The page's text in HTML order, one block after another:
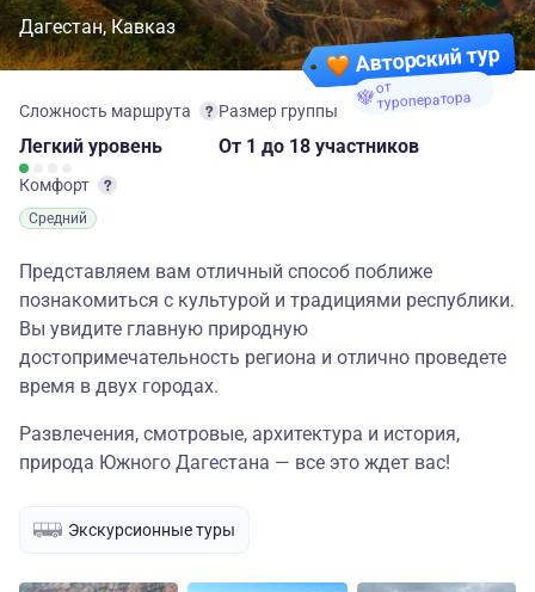
Авторский тур
от
туроператора
Дагестан Кавказ
Сложность маршрута
Легкий уровень
Комфорт
Средний
Размер группы
От 1 до 18 участников
Представляем вам отличный способ поближе
познакомиться с культурой и традициями республики.
Вы увидите главную природную
достопримечательность региона и отлично проведете
время в двух городах.
Развлечения, смотровые, архитектура и история,
природа Южного Дагестана — все это ждет вас!
Экскурсионные туры